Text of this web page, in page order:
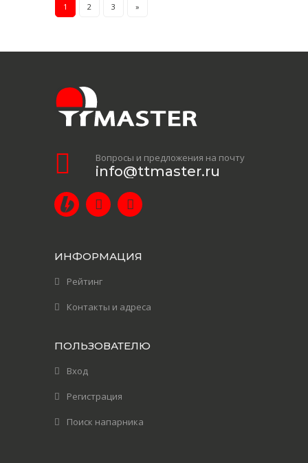
1 2 3 »
Вопросы и предложения на почту
info@ttmaster.ru
ИНФОРМАЦИЯ
Рейтинг
Контакты и адреса
ПОЛЬЗОВАТЕЛЮ
Вход
Регистрация
Поиск напарника